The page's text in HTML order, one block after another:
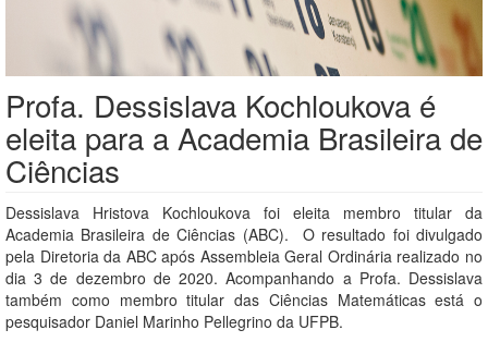
Profa. Dessislava Kochloukova é
eleita para a Academia Brasileira de
Ciências
Dessislava Hristova Kochloukova foi eleita membro titular da
Academia Brasileira de Ciências (ABC). O resultado foi divulgado
pela Diretoria da ABC após Assembleia Geral Ordinária realizado no
dia 3 de dezembro de 2020. Acompanhando a Profa. Dessislava
também como membro titular das Ciências Matemáticas está o
pesquisador Daniel Marinho Pellegrino da UFPB.